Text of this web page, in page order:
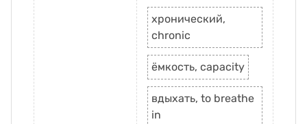
хронический,
chronic
ёмкость, capacity
вдыхать, to breathe
in